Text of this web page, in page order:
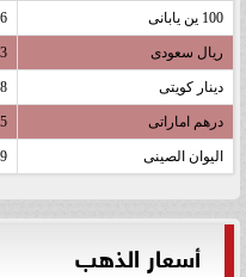
100 ين يابانى
ريال سعودى
دينار كويتى
درهم اماراتى
اليوان الصينى
أسعار الذهب